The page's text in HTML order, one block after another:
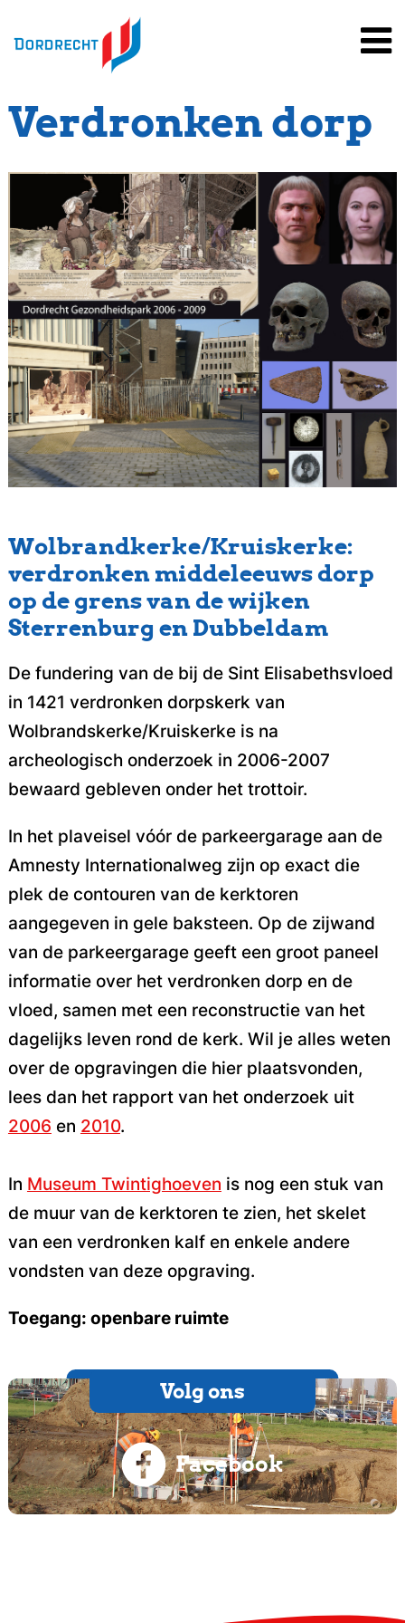
naar
Verdronken dorp
Wolbrandkerke/Kruiskerke:
verdronken middeleeuws dorp
op de grens van de wijken
Sterrenburg en Dubbeldam
De fundering van de bij de Sint Elisabethsvloed
in 1421 verdronken dorpskerk van
Wolbrandskerke/Kruiskerke is na
archeologisch onderzoek in 2006-2007
bewaard gebleven onder het trottoir.
In het plaveisel vóór de parkeergarage aan de
Amnesty Internationalweg zijn op exact die
plek de contouren van de kerktoren
aangegeven in gele baksteen. Op de zijwand
van de parkeergarage geeft een groot paneel
informatie over het verdronken dorp en de
vloed, samen met een reconstructie van het
dagelijks leven rond de kerk. Wil je alles weten
over de opgravingen die hier plaatsvonden,
lees dan het rapport van het onderzoek uit
2006 en 2010.
In Museum Twintighoeven is nog een stuk van
de muur van de kerktoren te zien, het skelet
van een verdronken kalf en enkele andere
vondsten van deze opgraving.
Toegang: openbare ruimte
Volg ons
Facebook